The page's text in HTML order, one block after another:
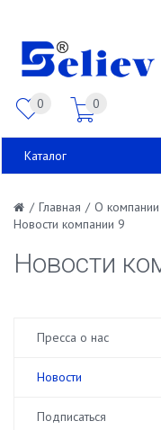
0 0
Каталог
/ Главная / О компании
Новости компании 9
Новости
Пресса о нас
Новости
Подписаться